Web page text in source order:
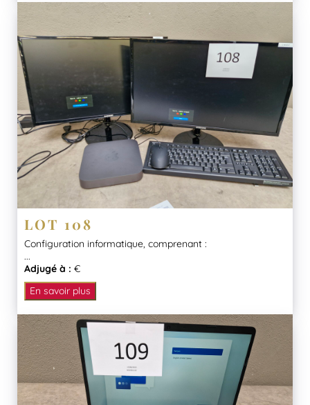
LOT 108
Configuration informatique, comprenant :
...
Adjugé à : €
En savoir plus